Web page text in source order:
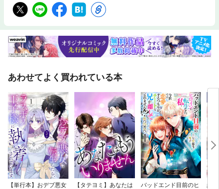
あわせてよく買われている本
【単行本】おデブ悪女
【タテヨミ】あなたは
バッドエンド目前のヒ
結